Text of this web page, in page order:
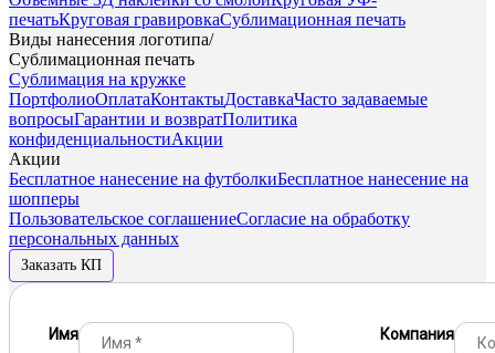
печатьКруговая гравировкаСублимационная печать
Виды нанесения логотипа/
Сублимационная печать
Сублимация на кружке
ПортфолиоОплатаКонтактыДоставкаЧасто задаваемые
вопросыГарантии и возвратПолитика
конфиденциальностиАкции
Акции
Бесплатное нанесение на футболкиБесплатное нанесение на
шопперы
Пользовательское соглашениеСогласие на обработку
персональных данных
Заказать КП
Имя Компания